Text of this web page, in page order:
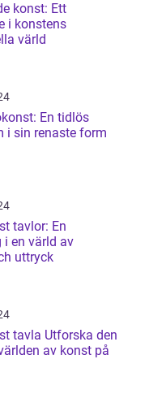
konst: Ett
i konstens
värld
En tidlös
i sin renaste form
tavlor: En
en värld av
uttryck
den
av konst på